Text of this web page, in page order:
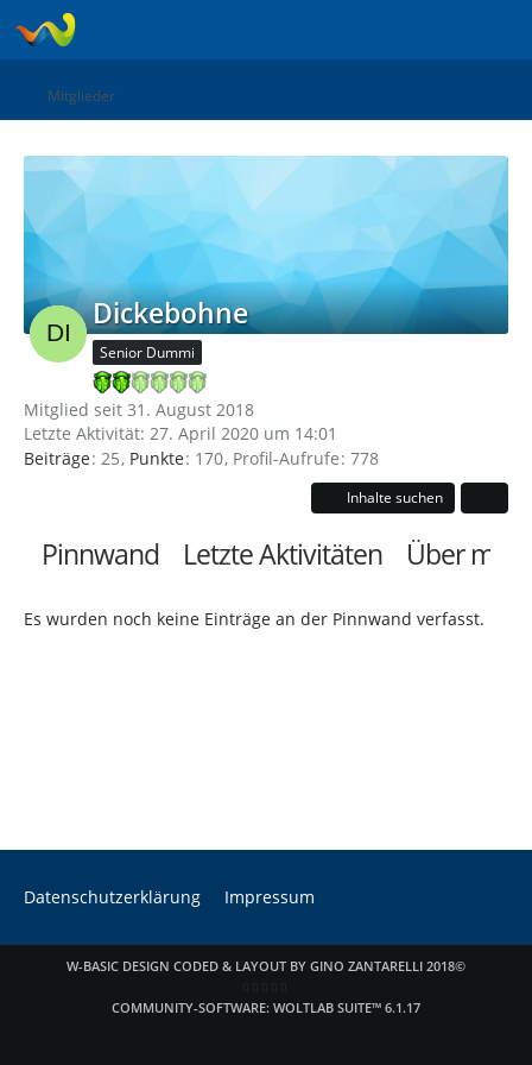
Mitglieder
Dickebohne
Senior Dummi
Mitglied seit 31. August 2018
Letzte Aktivität: 27. April 2020 um 14:01
Beiträge 25 Punkte 170 Profil-Aufrufe 778
Inhalte suchen
Pinnwand Letzte Aktivitäten Über mich
Es wurden noch keine Einträge an der Pinnwand verfasst.
Datenschutzerklärung Impressum
W-BASIC DESIGN CODED & LAYOUT BY GINO ZANTARELLI 2018©
COMMUNITY-SOFTWARE: WOLTLAB SUITE™ 6.1.17